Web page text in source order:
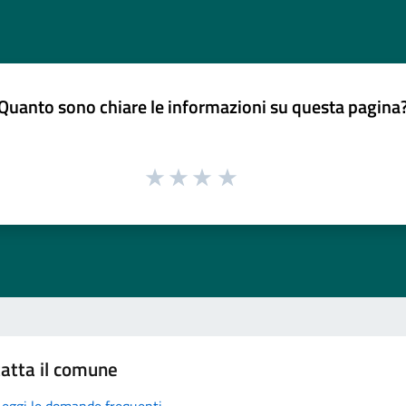
sono chiare le informazioni su questa
il comune